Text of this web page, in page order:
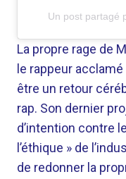
Un post partagé
La propre rage de
le rappeur
être un retour
rap. Son dernier
d’intention contre
l’éthique » de
de redonner la